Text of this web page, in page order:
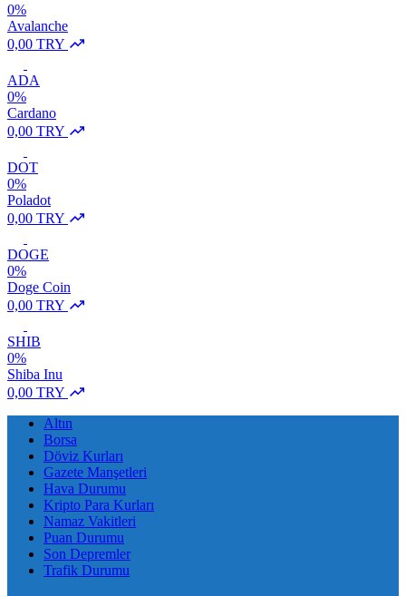
0%
Avalanche
0,00 TRY
ADA
0%
Cardano
0,00 TRY
DOT
0%
Poladot
0,00 TRY
DOGE
0%
Doge Coin
0,00 TRY
SHIB
0%
Shiba Inu
0,00 TRY
Altın
Borsa
Döviz Kurları
Gazete Manşetleri
Hava Durumu
Kripto Para Kurları
Namaz Vakitleri
Puan Durumu
Son Depremler
Trafik Durumu